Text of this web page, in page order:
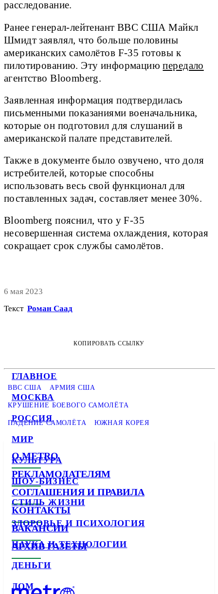
ГЛАВНОЕ
МОСКВА
РОССИЯ
МИР
КУЛЬТУРА
ШОУ-БИЗНЕС
СТИЛЬ ЖИЗНИ
ЗДОРОВЬЕ И ПСИХОЛОГИЯ
НАУКА И ТЕХНОЛОГИИ
ДЕНЬГИ
ДОМ
расследование.
Ранее генерал-лейтенант ВВС США Майкл
Шмидт заявлял, что больше половины
американских самолётов F-35 готовы к
пилотированию. Эту информациюпередало
агентство Bloomberg.
Заявленная информация подтвердилась
письменными показаниями военачальника,
которые он подготовил для слушаний в
американской палате представителей.
Также в документе было озвучено, что доля
истребителей, которые способны
использовать весь свой функционал для
поставленных задач, составляет менее 30%.
Bloomberg пояснил, что у F-35
несовершенная система охлаждения, которая
сокращает срок службы самолётов.
6 мая 2023
Текст Роман Саад
КОПИРОВАТЬ ССЫЛКУ
ВВС США АРМИЯ США
КРУШЕНИЕ БОЕВОГО САМОЛЁТА
ПАДЕНИЕ САМОЛЁТА ЮЖНАЯ КОРЕЯ
О METRO
РЕКЛАМОДАТЕЛЯМ
СОГЛАШЕНИЯ И ПРАВИЛА
КОНТАКТЫ
ВАКАНСИИ
АРХИВ ГАЗЕТЫ